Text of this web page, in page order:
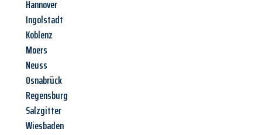
Hannover
Ingolstadt
Koblenz
Moers
Neuss
Osnabrück
Regensburg
Salzgitter
Wiesbaden